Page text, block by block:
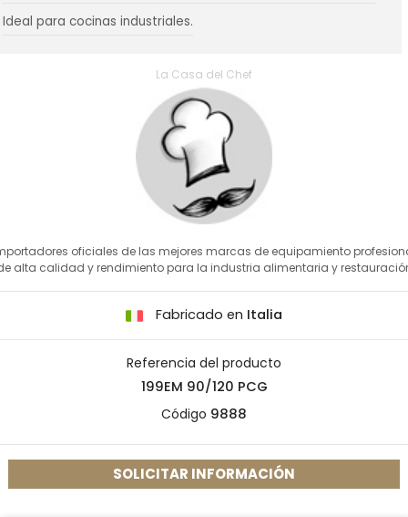
Ideal para cocinas industriales.
La Casa del Chef
oficiales de las mejores marcas de equipamiento
alta calidad y rendimiento para la industria alimentaria y
Fabricado en Italia
Referencia del producto
199EM 90/120 PCG
Código 9888
SOLICITAR INFORMACIÓN